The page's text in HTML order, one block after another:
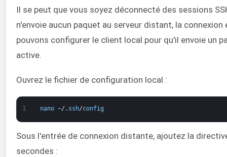
Il se peut que vous soyez déconnecté des sessions
n'envoie aucun paquet au serveur distant, la
pouvons configurer le client local pour qu'il envoie un
active.
Ouvrez le fichier de configuration local :
1 nano ~/ . ssh/config
Sous l'entrée de connexion distante, ajoutez la
secondes :